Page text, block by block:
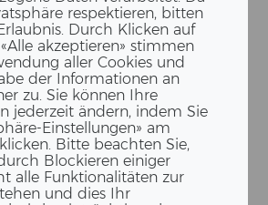
respektieren, bitten
Durch Klicken auf
akzeptieren» stimmen
aller Cookies und
der Informationen an
zu. Sie können Ihre
jederzeit ändern, indem Sie
Einstellungen» am
Bitte beachten Sie,
Blockieren einiger
alle Funktionalitäten zur
und dies Ihr
ZIEHT
UM